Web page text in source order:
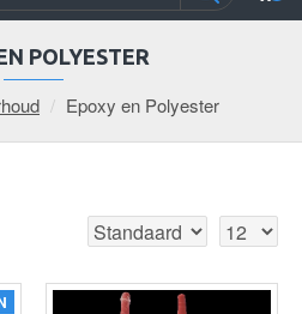
Epoxy en Polyester
POLYESTER